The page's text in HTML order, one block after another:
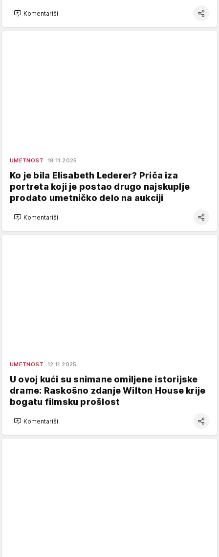
Komentariši
UMETNOST 19.11.2025.
Ko je bila Elisabeth Lederer? Priča iza
portreta koji je postao drugo najskuplje
prodato umetničko delo na aukciji
Komentariši
UMETNOST 12.11.2025.
U ovoj kući su snimane omiljene istorijske
drame: Raskošno zdanje Wilton House krije
bogatu filmsku prošlost
Komentariši